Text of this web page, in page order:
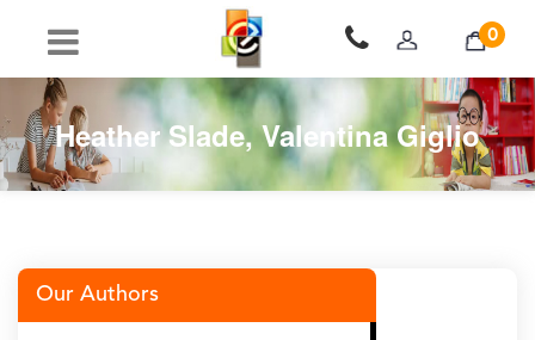
0
Heather Slade, Valentina Giglio
Our Authors